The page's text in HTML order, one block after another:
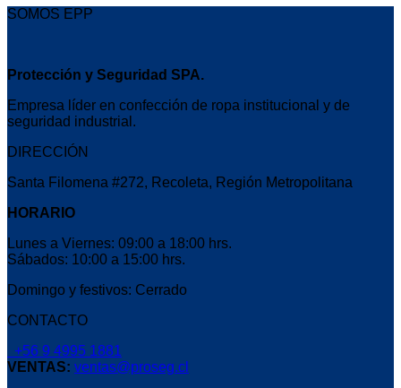
SOMOS EPP
Protección y Seguridad SPA.
Empresa líder en confección de ropa institucional y de
seguridad industrial.
DIRECCIÓN
Santa Filomena #272, Recoleta, Región Metropolitana
HORARIO
Lunes a Viernes: 09:00 a 18:00 hrs.
Sábados: 10:00 a 15:00 hrs.
Domingo y festivos: Cerrado
CONTACTO
+56 9 4995 1881
VENTAS: ventas@proseg.cl